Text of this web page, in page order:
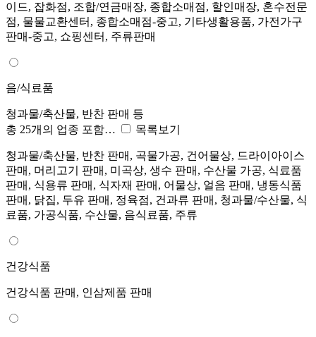
이드, 잡화점, 조합/연금매장, 종합소매점, 할인매장, 혼수전문
점, 물물교환센터, 종합소매점-중고, 기타생활용품, 가전가구
판매-중고, 쇼핑센터, 주류판매
음/식료품
청과물/축산물, 반찬 판매 등
총 25개의 업종 포함…
목록보기
청과물/축산물, 반찬 판매, 곡물가공, 건어물상, 드라이아이스
판매, 머리고기 판매, 미곡상, 생수 판매, 수산물 가공, 식료품
판매, 식용류 판매, 식자재 판매, 어물상, 얼음 판매, 냉동식품
판매, 닭집, 두유 판매, 정육점, 건과류 판매, 청과물/수산물, 식
료품, 가공식품, 수산물, 음식료품, 주류
건강식품
건강식품 판매, 인삼제품 판매